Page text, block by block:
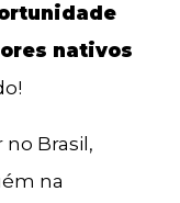
nativos
Brasil,
na